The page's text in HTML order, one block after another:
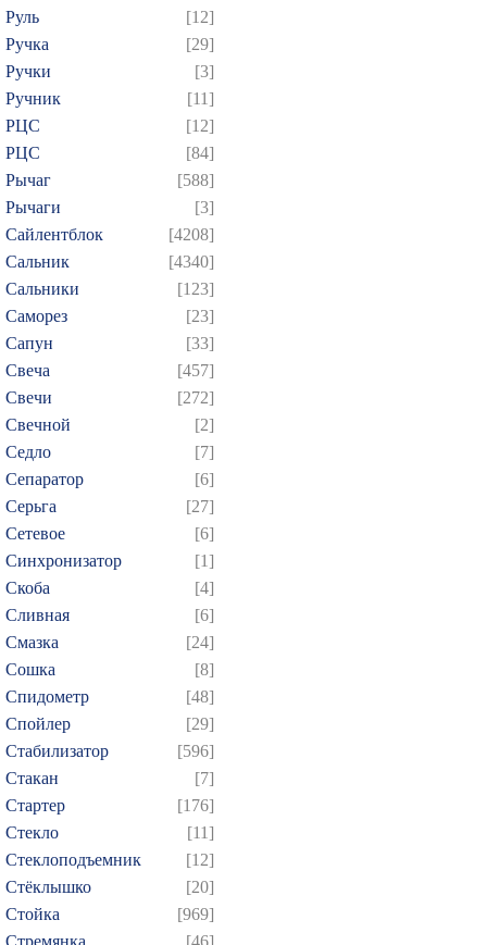
Руль
[12]
Ручка
[29]
Ручки
[3]
Ручник
[11]
РЦC
[12]
РЦС
[84]
Рычаг
[588]
Рычаги
[3]
Сайлентблок
[4208]
Сальник
[4340]
Сальники
[123]
Саморез
[23]
Сапун
[33]
Свеча
[457]
Свечи
[272]
Свечной
[2]
Седло
[7]
Сепаратор
[6]
Серьга
[27]
Сетевое
[6]
Синхронизатор
[1]
Скоба
[4]
Сливная
[6]
Смазка
[24]
Сошка
[8]
Спидометр
[48]
Спойлер
[29]
Стабилизатор
[596]
Стакан
[7]
Стартер
[176]
Стекло
[11]
Стеклоподъемник
[12]
Стёклышко
[20]
Стойка
[969]
Стремянка
[46]